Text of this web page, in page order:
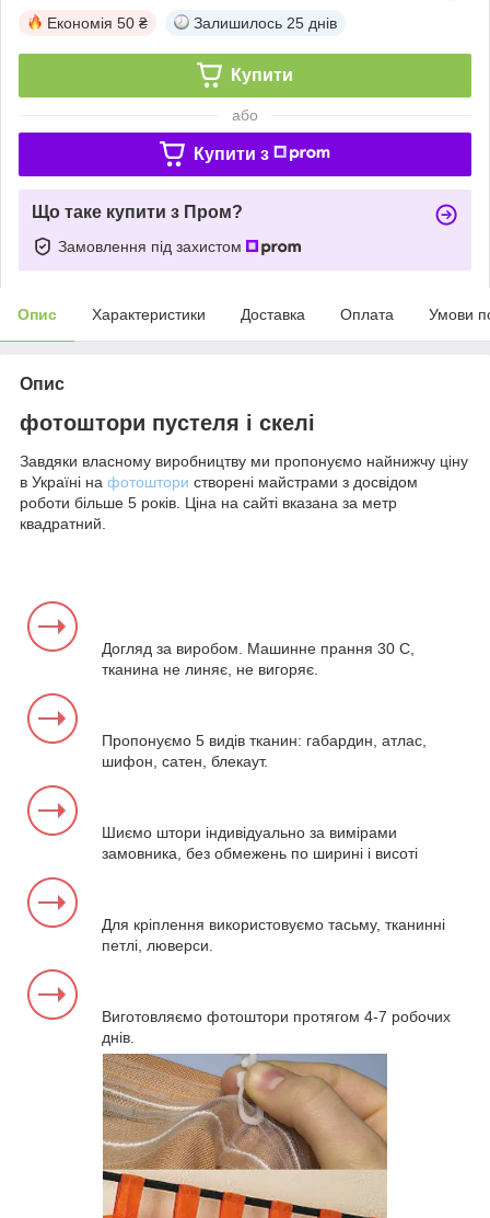
Економія 50 ₴ Залишилось 25 днів
Купити
або
Купити з
Що таке купити з Пром?
Замовлення під захистом
Опис Характеристики Доставка Оплата Умови
Опис
фотоштори пустеля і скелі
Завдяки власному виробництву ми пропонуємо найнижчу ціну
в Україні на фотоштори створені майстрами з досвідом
роботи більше 5 років. Ціна на сайті вказана за метр
квадратний.
Догляд за виробом. Машинне прання 30 С,
тканина не линяє, не вигоряє.
Пропонуємо 5 видів тканин: габардин, атлас,
шифон, сатен, блекаут.
Шиємо штори індивідуально за вимірами
замовника, без обмежень по ширині і висоті
Для кріплення використовуємо тасьму, тканинні
петлі, люверси.
Виготовляємо фотоштори протягом 4-7 робочих
днів.